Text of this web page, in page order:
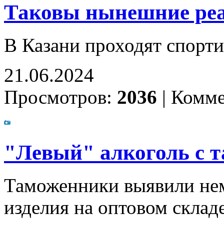
Таковы нынешние
В Казани проходят
21.06.2024
Просмотров: 2036 |
"Левый" алкоголь с
Таможенники выявили
изделия на оптовом